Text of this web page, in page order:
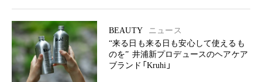
BEAUTY
ニュース
“来る日も来る日も安心して使えるも
のを” 井浦新プロデュースのヘアケア
ブランド「Kruhi」